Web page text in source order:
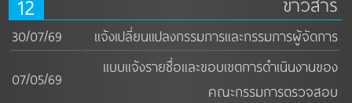
12
30/07/69 แจ้งเปลี่ยนแปลงกรรมการและกรรมการผู้จัดการ
07/05/69
แบบแจ้งรายชื่อและขอบเขตการดำเนินงานของ
คณะกรรมการตรวจสอบ